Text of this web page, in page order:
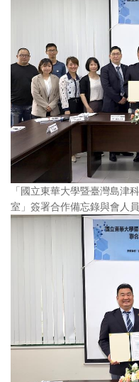
「國立東華大學暨臺灣島津
室」簽署合作備忘錄與會人員